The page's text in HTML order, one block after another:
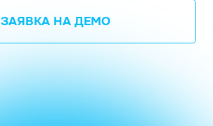
ЗАЯВКА НА ДЕМО